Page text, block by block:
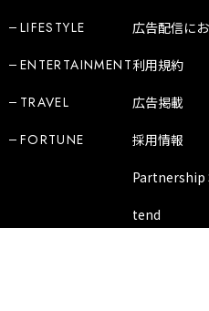
LIFESTYLE
ENTERTAINMENT
TRAVEL
FORTUNE
広告配信に
利用規約
広告掲載
採用情報
Partnership
tend